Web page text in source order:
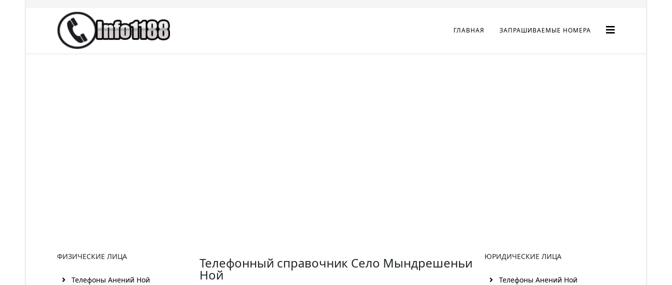
ГЛАВНАЯ ЗАПРАШИВАЕМЫЕ НОМЕРА
ФИЗИЧЕСКИЕ ЛИЦА
Телефоны Анений Ноӣ
Телефонный справочник Село Мындрешеньи
Ной
ЮРИДИЧЕСКИЕ ЛИЦА
Телефоны Анений Ноӣ